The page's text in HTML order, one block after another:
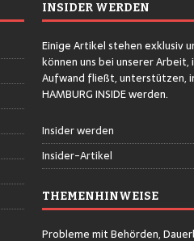
INSIDER WERDEN
Einige Artikel stehen exklusiv
können uns bei unserer
Aufwand fließt, unterstützen,
HAMBURG INSIDE werden.
Insider werden
Insider-Artikel
THEMENHINWEISE
Probleme mit Behörden,